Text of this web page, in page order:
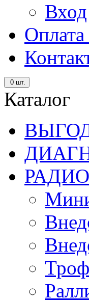
Вход
Оплата
0 шт.
Каталог